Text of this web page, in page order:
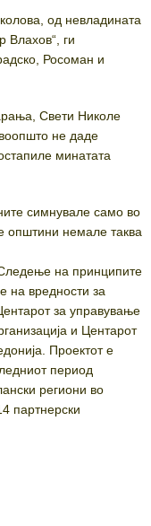
од невладината
Влахов“, ги
Росоман и
Свети Николе
не даде
минатата
симнувале само во
општини немале таква
на принципите
на вредности за
за управување
и Центарот
Проектот е
период
региони во
партнерски